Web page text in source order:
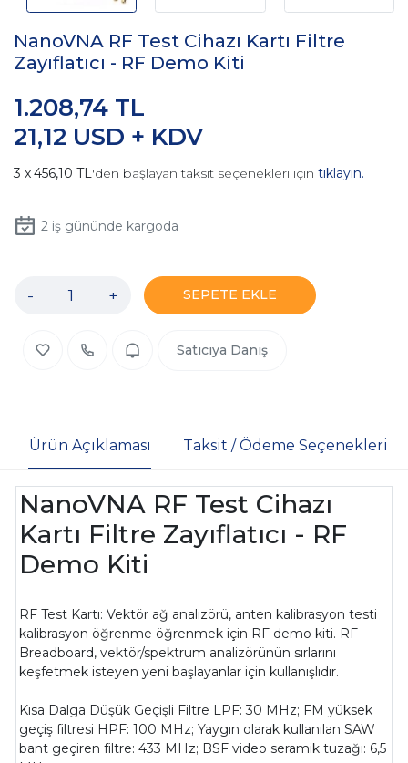
NanoVNA RF Test Cihazı Kartı Filtre
Zayıflatıcı - RF Demo Kiti
21,12 USD + KDV
1.208,74 TL
456,10 TL'den başlayan taksit seçenekleri için tıklayın.
2iş gününde kargoda
- + SEPETE EKLE
Satıcıya Danış
Ürün Açıklaması Taksit / Ödeme Seçenekleri
NanoVNA RF Test Cihazı
Kartı Filtre Zayıflatıcı - RF
Demo Kiti
RF Test Kartı: Vektör ağ analizörü, anten kalibrasyon testi
kalibrasyon öğrenme öğrenmek için RF demo kiti. RF
Breadboard, vektör/spektrum analizörünün sırlarını
keşfetmek isteyen yeni başlayanlar için kullanışlıdır.
Kısa Dalga Düşük Geçişli Filtre LPF: 30 MHz; FM yüksek
geçiş filtresi HPF: 100 MHz; Yaygın olarak kullanılan SAW
bant geçiren filtre: 433 MHz; BSF video seramik tuzağı: 6,5